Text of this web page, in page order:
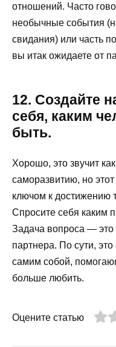
отношений. Часто
необычные события
свидания) или часть
вы итак ожидаете от
12. Создайте
себя, каким
быть.
Хорошо, это звучит
саморазвитию, но
ключом к достижению
Спросите себя каким
Задача вопроса — это
партнера. По сути,
самим собой,
больше любить.
Оцените статью